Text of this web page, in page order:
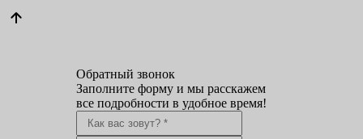
Обратный звонок
Заполните форму и мы расскажем
все подробности в удобное время!